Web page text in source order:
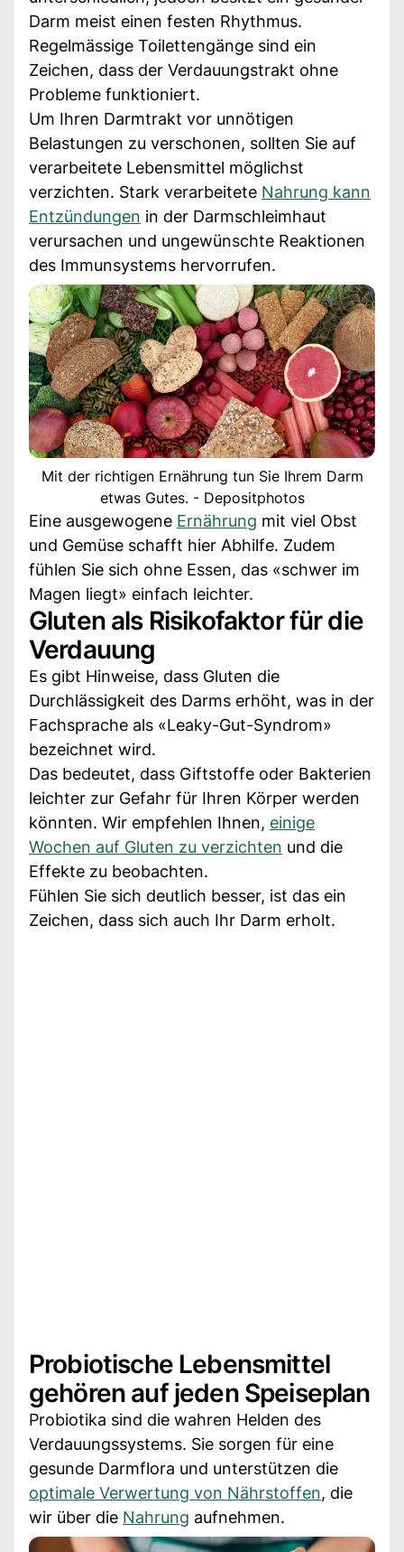
Darm meist einen festen Rhythmus.
Regelmässige Toilettengänge sind ein
Zeichen, dass der Verdauungstrakt ohne
Probleme funktioniert.
Um Ihren Darmtrakt vor unnötigen
Belastungen zu verschonen, sollten Sie auf
verarbeitete Lebensmittel möglichst
verzichten. Stark verarbeitete Nahrung kann
Entzündungen in der Darmschleimhaut
verursachen und ungewünschte Reaktionen
des Immunsystems hervorrufen.
Mit der richtigen Ernährung tun Sie Ihrem Darm
etwas Gutes. - Depositphotos
Eine ausgewogene Ernährung mit viel Obst
und Gemüse schafft hier Abhilfe. Zudem
fühlen Sie sich ohne Essen, das «schwer im
Magen liegt» einfach leichter.
Gluten als Risikofaktor für die
Verdauung
Es gibt Hinweise, dass Gluten die
Durchlässigkeit des Darms erhöht, was in der
Fachsprache als «Leaky-Gut-Syndrom»
bezeichnet wird.
Das bedeutet, dass Giftstoffe oder Bakterien
leichter zur Gefahr für Ihren Körper werden
könnten. Wir empfehlen Ihnen, einige
Wochen auf Gluten zu verzichten und die
Effekte zu beobachten.
Fühlen Sie sich deutlich besser, ist das ein
Zeichen, dass sich auch Ihr Darm erholt.
Probiotische Lebensmittel
gehören auf jeden Speiseplan
Probiotika sind die wahren Helden des
Verdauungssystems. Sie sorgen für eine
gesunde Darmflora und unterstützen die
optimale Verwertung von Nährstoffen, die
wir über die Nahrung aufnehmen.